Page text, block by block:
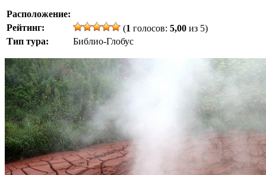
Расположение:
Рейтинг:
(1 голосов: 5,00 из 5)
Тип тура:
Библио-Глобус